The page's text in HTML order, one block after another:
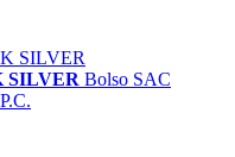
SILVER Bolso SAC